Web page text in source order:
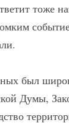
тоже
был
Думы,